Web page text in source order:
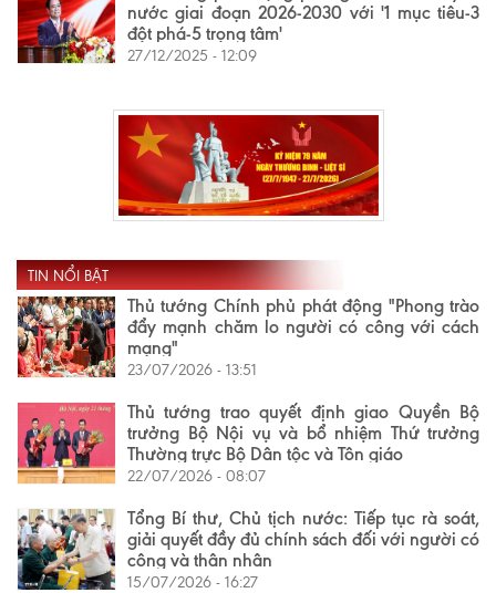
nước giai đoạn 2026-2030 với '1 mục tiêu-3
đột phá-5 trọng tâm'
27/12/2025 - 12:09
TIN NỔI BẬT
Thủ tướng Chính phủ phát động "Phong trào
đẩy mạnh chăm lo người có công với cách
mạng"
23/07/2026 - 13:51
Thủ tướng trao quyết định giao Quyền Bộ
trưởng Bộ Nội vụ và bổ nhiệm Thứ trưởng
Thường trực Bộ Dân tộc và Tôn giáo
22/07/2026 - 08:07
Tổng Bí thư, Chủ tịch nước: Tiếp tục rà soát,
giải quyết đầy đủ chính sách đối với người có
công và thân nhân
15/07/2026 - 16:27